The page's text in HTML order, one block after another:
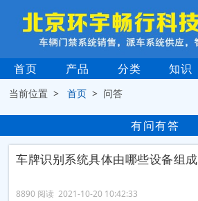
首页 产品 分类 知识
当前位置 >首页 > 问答
有问有答
车牌识别系统具体由哪些设备组成
8890 阅读 2021-10-20 10:42:33